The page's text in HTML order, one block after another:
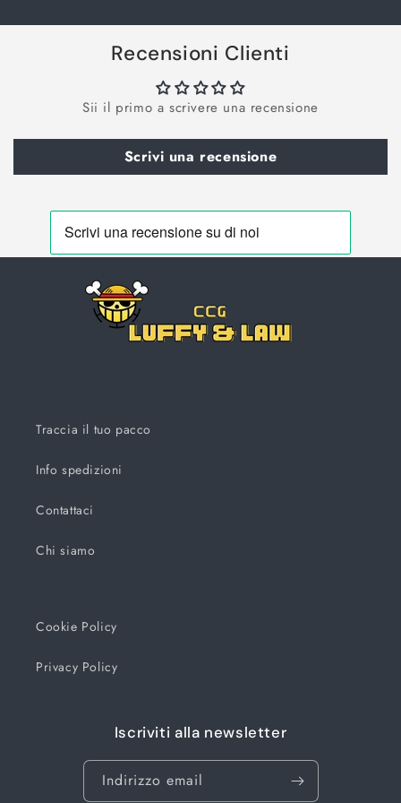
Recensioni Clienti
Sii il primo a scrivere una recensione
Scrivi una recensione
Traccia il tuo pacco
Info spedizioni
Contattaci
Chi siamo
Cookie Policy
Privacy Policy
Iscriviti alla newsletter
Indirizzo email